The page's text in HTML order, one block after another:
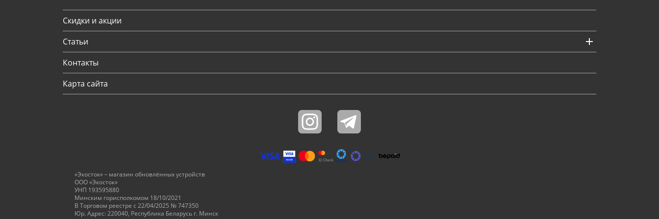
Скидки и акции
Статьи
Контакты
Карта сайта
«Экосток» – магазин обновлённых устройств
ООО «Экосток»
УНП 193595880
Минским горисполкомом 18/10/2021
В Торговом реестре с 22/04/2025 № 747350
Юр. Адрес: 220040, Республика Беларусь г. Минск